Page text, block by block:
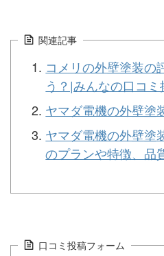
関連記事
コメリの外壁塗装の
う？|みんなの口コミ
ヤマダ電機の外壁塗
ヤマダ電機の外壁塗
のプランや特徴、品
口コミ投稿フォーム